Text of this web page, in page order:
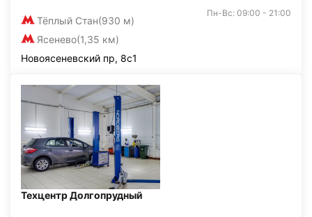
Тёплый Стан(930 м)
Ясенево(1,35 км)
Пн-Вс: 09:00 - 21:00
Новоясеневский пр, 8с1
Техцентр Долгопрудный